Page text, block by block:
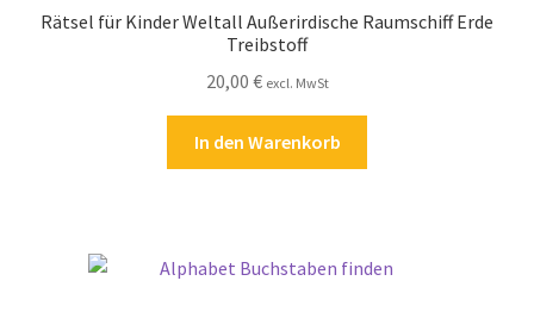
Rätsel für Kinder Weltall Außerirdische Raumschiff Erde
Treibstoff
20,00 € excl. MwSt
In den Warenkorb